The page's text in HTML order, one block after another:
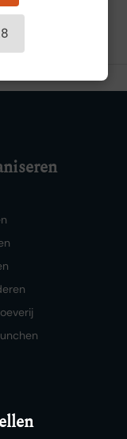
en elegantie
aan kwaliteit.